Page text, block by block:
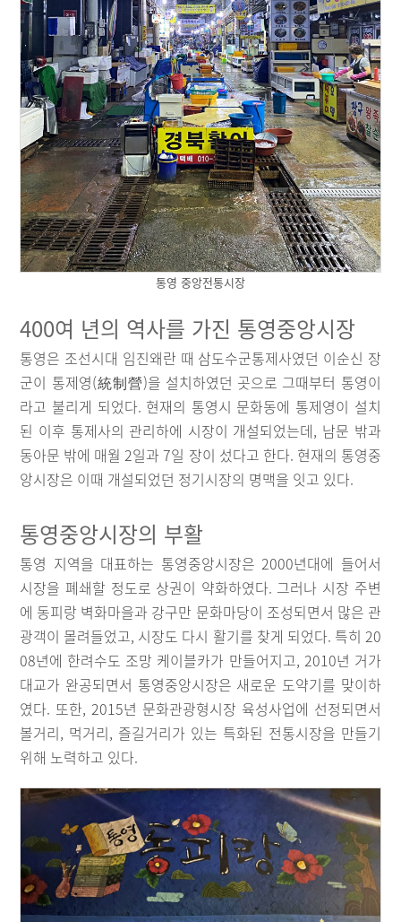
통영 중앙전통시장
400여 년의 역사를 가진 통영중앙시장
통영은 조선시대 임진왜란 때 삼도수군통제사였던 이순신 장
군이 통제영(統制營)을 설치하였던 곳으로 그때부터 통영이
라고 불리게 되었다. 현재의 통영시 문화동에 통제영이 설치
된 이후 통제사의 관리하에 시장이 개설되었는데, 남문 밖과
동아문 밖에 매월 2일과 7일 장이 섰다고 한다. 현재의 통영중
앙시장은 이때 개설되었던 정기시장의 명맥을 잇고 있다.
통영중앙시장의 부활
통영 지역을 대표하는 통영중앙시장은 2000년대에 들어서
시장을 폐쇄할 정도로 상권이 약화하였다. 그러나 시장 주변
에 동피랑 벽화마을과 강구만 문화마당이 조성되면서 많은 관
광객이 몰려들었고, 시장도 다시 활기를 찾게 되었다. 특히 20
08년에 한려수도 조망 케이블카가 만들어지고, 2010년 거가
대교가 완공되면서 통영중앙시장은 새로운 도약기를 맞이하
였다. 또한, 2015년 문화관광형시장 육성사업에 선정되면서
볼거리, 먹거리, 즐길거리가 있는 특화된 전통시장을 만들기
위해 노력하고 있다.